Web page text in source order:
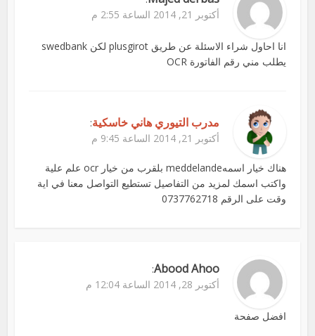
أكتوبر 21, 2014 الساعة 2:55 م
انا احاول شراء الاسئلة عن طريق plusgirot لكن swedbank
يطلب مني رقم الفاتورة OCR
مدرب التيوري هاني خاسكية:
أكتوبر 21, 2014 الساعة 9:45 م
هناك خيار اسمهmeddelande بلقرب من خيار ocr علم علية
واكتب اسمك لمزيد من التفاصيل تستطيع التواصل معنا في اية
وقت على الرقم 0737762718
Abood Ahoo
:
أكتوبر 28, 2014 الساعة 12:04 م
افضل صفحة